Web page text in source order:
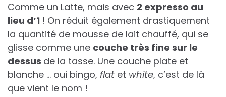
Comme un Latte, mais avec 2 expresso au
lieu d’1 ! On réduit également drastiquement
la quantité de mousse de lait chauffé, qui se
glisse comme une couche très fine sur le
dessus de la tasse. Une couche plate et
blanche … oui bingo, flat et white, c’est de là
que vient le nom !